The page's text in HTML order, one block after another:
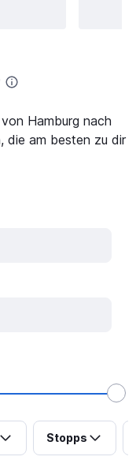
Hamburg nach
die am besten zu dir
Stopps